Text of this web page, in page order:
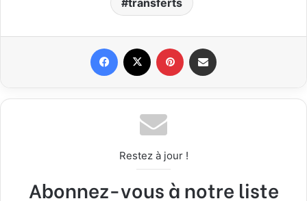
transferts
Restez à jour !
Abonnez-vous à notre liste